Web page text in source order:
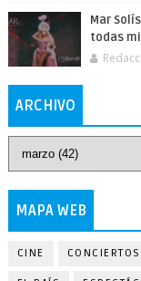
Mar
todas
ARCHIVO
MAPA WEB
CINE CONCIERTOS